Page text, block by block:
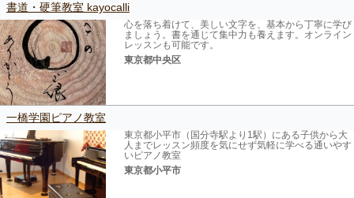
書道・硬筆教室 kayocalli
心を落ち着けて、美しい文字を、基本から丁寧に学び
ましょう。書を通じて集中力も養えます。オンライン
レッスンも可能です。
東京都中央区
一橋学園ピアノ教室
東京都小平市（国分寺駅より1駅）にある子供から大
人までレッスン頻度を気にせず気軽に学べる通いやす
いピアノ教室
東京都小平市